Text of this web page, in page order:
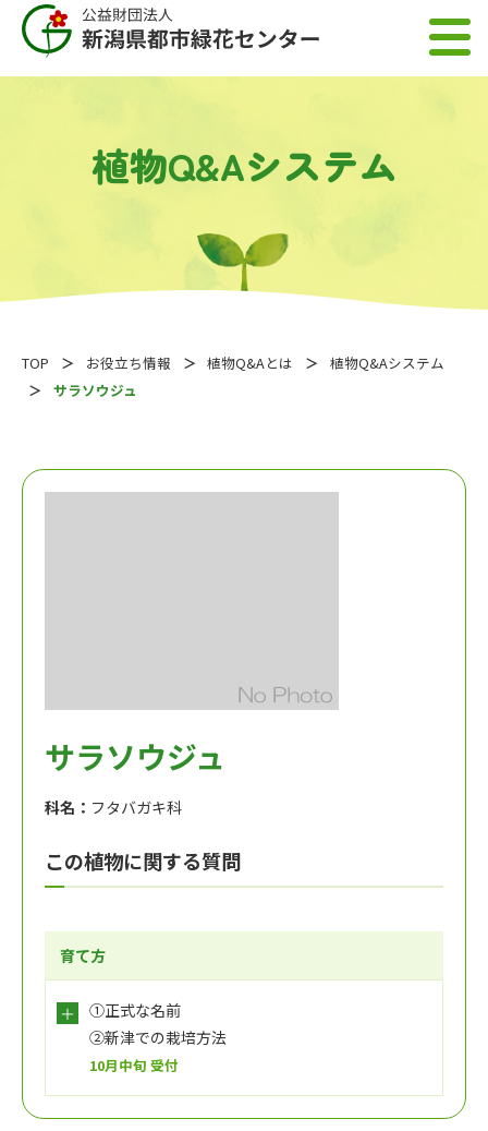
植物Q&Aシステム
TOP お役立ち情報 植物Q&Aとは
植物Q&Aシステム
サラソウジュ
サラソウジュ
科名： フタバガキ科
この植物に関する質問
育て方
①正式な名前
②新津での栽培方法
10月中旬 受付